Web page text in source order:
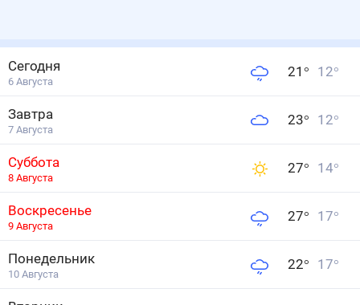
Сегодня
6 Августа
21 ° 12°
Завтра
7 Августа
23° 12°
Суббота
8 Августа
27° 14°
Воскресенье
9 Августа
27° 17°
Понедельник
10 Августа
22° 17°